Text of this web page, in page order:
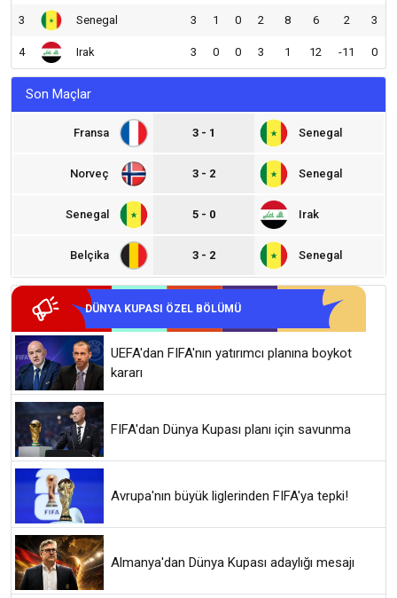
3 Senegal 3 1 0 2 8 6 2 3
4 Irak 3 0 0 3 1 12 -11 0
Son Maçlar
Fransa 3 - 1 Senegal
Norveç 3 - 2 Senegal
Senegal 5 - 0 Irak
Belçika 3 - 2 Senegal
DÜNYA KUPASI ÖZEL BÖLÜMÜ
UEFA'dan FIFA'nın yatırımcı planına boykot
kararı
FIFA'dan Dünya Kupası planı için savunma
Avrupa'nın büyük liglerinden FIFA'ya tepki!
Almanya'dan Dünya Kupası adaylığı mesajı